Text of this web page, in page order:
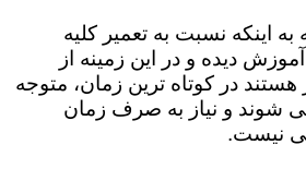
به اینکه نسبت به تعمیر کلیه
دیده و در این زمینه از
هستند در کوتاه ترین زمان، متوجه
شوند و نیاز به صرف زمان
نیست.